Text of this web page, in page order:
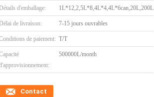
d'emballage: 1L*12,2,5L*8,4L*4,4L*6can,20L,200L
de livraison: 7-15 jours ouvrables
de paiement: T/T
500000L/month
Contact